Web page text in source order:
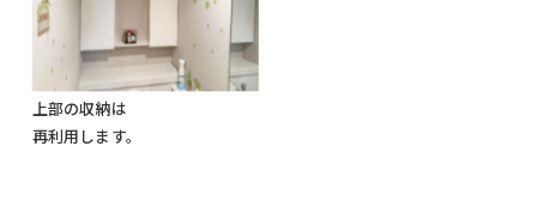
上部の収納は
再利用します。